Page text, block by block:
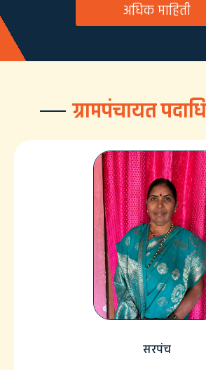
अधिक माहिती
ग्रामपंचायत
सरपंच